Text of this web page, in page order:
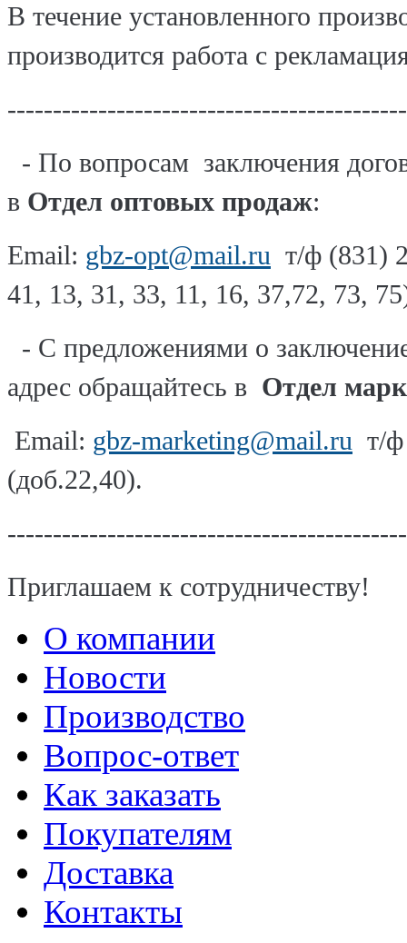
В течение установленного
производится работа с
- По вопросам заключения
в Отдел оптовых продаж:
Email: gbz-opt@mail.ru т/ф (831)
41, 13, 31, 33, 11, 16, 37,72, 73,
- С предложениями о
адрес обращайтесь в Отдел
Email: gbz-marketing@mail.ru т/
(доб.22,40).
Приглашаем к сотрудничеству!
О компании
Новости
Производство
Вопрос-ответ
Как заказать
Покупателям
Доставка
Контакты